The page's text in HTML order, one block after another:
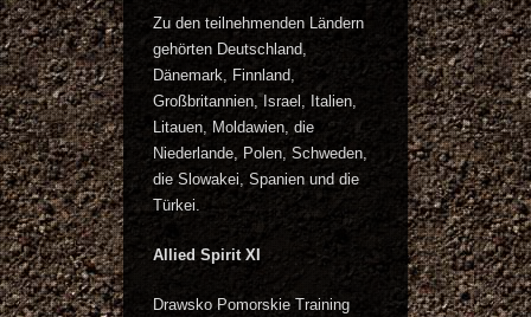
Zu den teilnehmenden Ländern
gehörten Deutschland,
Dänemark, Finnland,
Großbritannien, Israel, Italien,
Litauen, Moldawien, die
Niederlande, Polen, Schweden,
die Slowakei, Spanien und die
Türkei.
Allied Spirit XI
Drawsko Pomorskie Training